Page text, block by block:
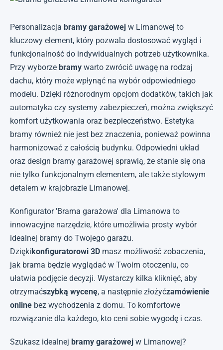
Personalizacja bramy garażowej w Limanowej to
kluczowy element, który pozwala dostosować wygląd i
funkcjonalność do indywidualnych potrzeb użytkownika.
Przy wyborze bramy warto zwrócić uwagę na rodzaj
dachu, który może wpłynąć na wybór odpowiedniego
modelu. Dzięki różnorodnym opcjom dodatków, takich jak
automatyka czy systemy zabezpieczeń, można zwiększyć
komfort użytkowania oraz bezpieczeństwo. Estetyka
bramy również nie jest bez znaczenia, ponieważ powinna
harmonizować z całością budynku. Odpowiedni układ
oraz design bramy garażowej sprawią, że stanie się ona
nie tylko funkcjonalnym elementem, ale także stylowym
detalem w krajobrazie Limanowej.
Konfigurator 'Brama garażowa' dla Limanowa to
innowacyjne narzędzie, które umożliwia prosty wybór
idealnej bramy do Twojego garażu.
Dziękikonfiguratorowi 3D masz możliwość zobaczenia,
jak brama będzie wyglądać w Twoim otoczeniu, co
ułatwia podjęcie decyzji. Wystarczy kilka kliknięć, aby
otrzymaćszybką wycenę, a następnie złożyćzamówienie
online bez wychodzenia z domu. To komfortowe
rozwiązanie dla każdego, kto ceni sobie wygodę i czas.
Szukasz idealnej bramy garażowej w Limanowej?